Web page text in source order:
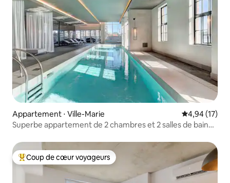
Appartement ⋅ Ville-Marie Évaluation
4,94 (17)
Superbe appartement de 2 chambres et 2 salles de bain
Coups de cœur voyageurs les plus appréciés
Coup de cœur voyageurs